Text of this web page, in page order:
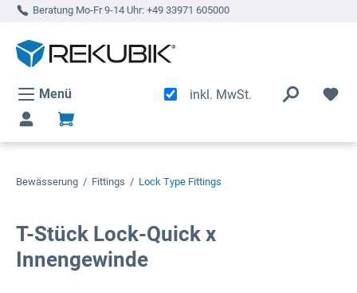
springen
Beratung Mo-Fr 9-14 Uhr: +49 33971 605000
Menü inkl. MwSt.
Bewässerung / Fittings / Lock Type Fittings
T-Stück Lock-Quick x
Innengewinde